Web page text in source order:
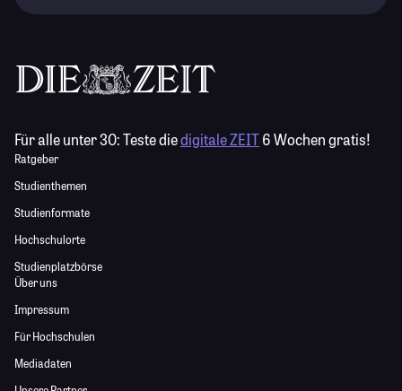
Für alle unter 30:Teste diedigitale ZEIT6 Wochen gratis!
Ratgeber
Studienthemen
Studienformate
Hochschulorte
Studienplatzbörse
Über uns
Impressum
Für Hochschulen
Mediadaten